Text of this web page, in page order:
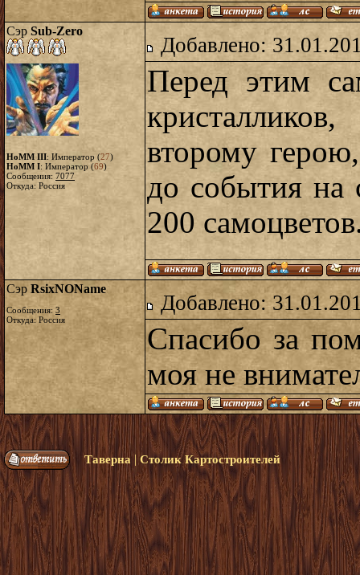
Сэр Sub-Zero
HoMM III: Император (27)
HoMM I: Император (69)
Сообщения: 7077
Откуда: Россия
Добавлено:
Перед этим
второму
до события на
200
Сэр RsixNOName
Сообщения: 3
Откуда: Россия
Добавлено:
Спасибо за
моя не
Таверна|Столик Картостроителей